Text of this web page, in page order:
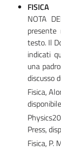
FISICA
NOTA
testo. Il
indicati
una
discusso
Fisica,
Press,
Fisica, P.